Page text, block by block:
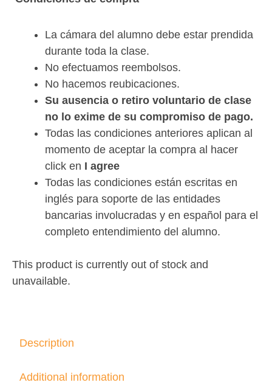
La cámara del alumno debe estar prendida
durante toda la clase.
No efectuamos reembolsos.
No hacemos reubicaciones.
Su ausencia o retiro voluntario de clase
no lo exime de su compromiso de pago.
Todas las condiciones anteriores aplican al
momento de aceptar la compra al hacer
click en I agree
Todas las condiciones están escritas en
inglés para soporte de las entidades
bancarias involucradas y en español para el
completo entendimiento del alumno.
This product is currently out of stock and
unavailable.
Description
Additional information